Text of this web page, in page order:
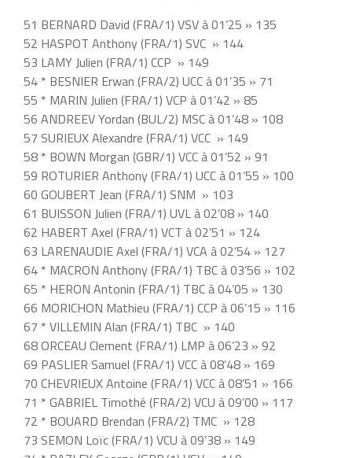
51 BERNARD David (FRA/1) VSV à 01’25 » 135
52 HASPOT Anthony (FRA/1) SVC » 144
53 LAMY Julien (FRA/1) CCP » 149
54 * BESNIER Erwan (FRA/2) UCC à 01’35 » 71
55 * MARIN Julien (FRA/1) VCP à 01’42 » 85
56 ANDREEV Yordan (BUL/2) MSC à 01’48 » 108
57 SURIEUX Alexandre (FRA/1) VCC » 149
58 * BOWN Morgan (GBR/1) VCC à 01’52 » 91
59 ROTURIER Anthony (FRA/1) UCC à 01’55 » 100
60 GOUBERT Jean (FRA/1) SNM » 103
61 BUISSON Julien (FRA/1) UVL à 02’08 » 140
62 HABERT Axel (FRA/1) VCT à 02’51 » 124
63 LARENAUDIE Axel (FRA/1) VCA à 02’54 » 127
64 * MACRON Anthony (FRA/1) TBC à 03’56 » 102
65 * HERON Antonin (FRA/1) TBC à 04’05 » 130
66 MORICHON Mathieu (FRA/1) CCP à 06’15 » 116
67 * VILLEMIN Alan (FRA/1) TBC » 140
68 ORCEAU Clement (FRA/1) LMP à 06’23 » 92
69 PASLIER Samuel (FRA/1) VCC à 08’48 » 169
70 CHEVRIEUX Antoine (FRA/1) VCC à 08’51 » 166
71 * GABRIEL Timothé (FRA/2) VCU à 09’00 » 117
72 * BOUARD Brendan (FRA/2) TMC » 128
73 SEMON Loïc (FRA/1) VCU à 09’38 » 149